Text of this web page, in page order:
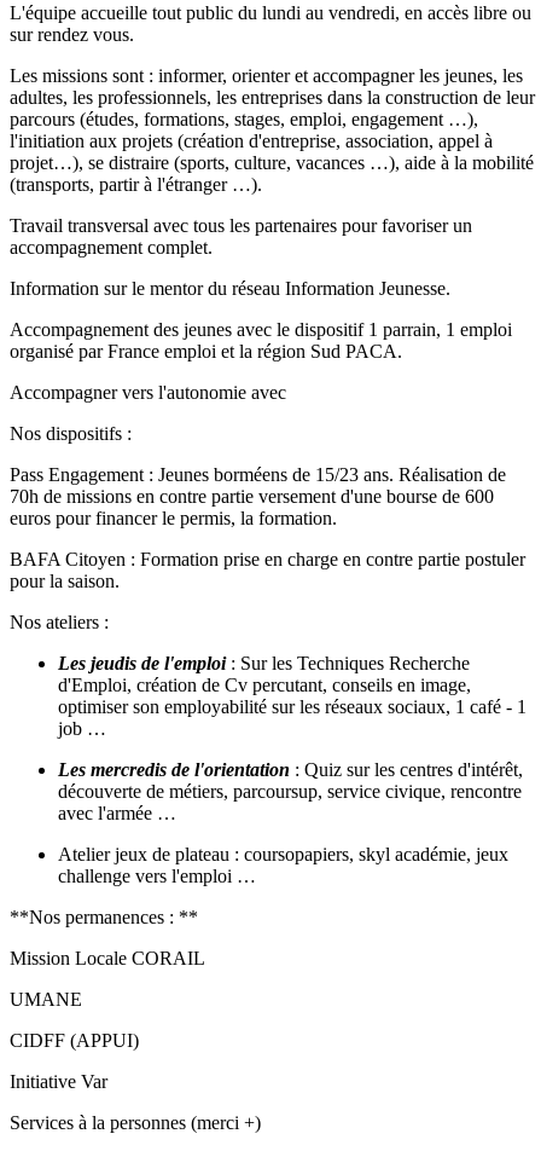
L'équipe accueille tout public du lundi au vendredi, en accès libre ou
sur rendez vous.
Les missions sont : informer, orienter et accompagner les jeunes, les
adultes, les professionnels, les entreprises dans la construction de leur
parcours (études, formations, stages, emploi, engagement …),
l'initiation aux projets (création d'entreprise, association, appel à
projet…), se distraire (sports, culture, vacances …), aide à la mobilité
(transports, partir à l'étranger …).
Travail transversal avec tous les partenaires pour favoriser un
accompagnement complet.
Information sur le mentor du réseau Information Jeunesse.
Accompagnement des jeunes avec le dispositif 1 parrain, 1 emploi
organisé par France emploi et la région Sud PACA.
Accompagner vers l'autonomie avec
Nos dispositifs :
Pass Engagement : Jeunes borméens de 15/23 ans. Réalisation de
70h de missions en contre partie versement d'une bourse de 600
euros pour financer le permis, la formation.
BAFA Citoyen : Formation prise en charge en contre partie postuler
pour la saison.
Nos ateliers :
Les jeudis de l'emploi: Sur les Techniques Recherche
d'Emploi, création de Cv percutant, conseils en image,
optimiser son employabilité sur les réseaux sociaux, 1 café - 1
job …
Les mercredis de l'orientation : Quiz sur les centres d'intérêt,
découverte de métiers, parcoursup, service civique, rencontre
avec l'armée …
Atelier jeux de plateau : coursopapiers, skyl académie, jeux
challenge vers l'emploi …
**Nos permanences : **
Mission Locale CORAIL
UMANE
CIDFF (APPUI)
Initiative Var
Services à la personnes (merci +)